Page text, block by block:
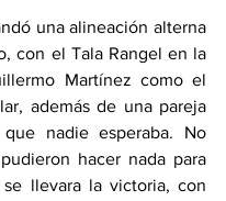
una alineación alterna
con el Tala Rangel en la
Martínez como el
además de una pareja
nadie esperaba. No
hacer nada para
llevara la victoria, con